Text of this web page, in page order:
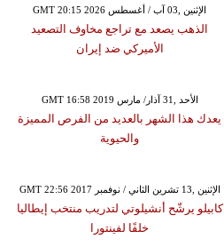
GMT 20:15 2026 الإثنين ,03 آب / أغسطس
الذهب يصعد مع تراجع مخاوف التصعيد
الأميركي ضد إيران
GMT 16:58 2019 الأحد ,31 آذار/ مارس
يعدك هذا الشهر بالعديد من الفرص المميزة
والحيوية
GMT 22:56 2017 الإثنين ,13 تشرين الثاني / نوفمبر
كابيلو يرشّح أنشيلوتي لتدريب منتخب إيطاليا
خلفًا لفينتورا